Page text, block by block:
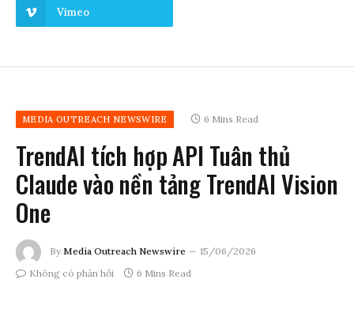
Vimeo
MEDIA OUTREACH NEWSWIRE 6 Mins Read
TrendAI tích hợp API Tuân thủ
Claude vào nền tảng TrendAI Vision
One
By Media Outreach Newswire
15/06/2026
Không có phản hồi
6 Mins Read